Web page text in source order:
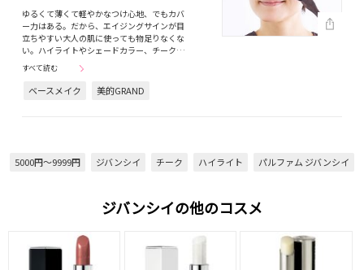
ゆるくて薄くて軽やかなつけ心地、でもカバ
ー力はある。だから、エイジングサインが目
立ちやすい大人の肌に使っても物足りなくな
い。ハイライトやシェードカラー、チーク…
すべて読む
ベースメイク 美的GRAND
5000円～9999円 ジバンシイ チーク ハイライト パルファム ジバンシイ
ジバンシイの他のコスメ